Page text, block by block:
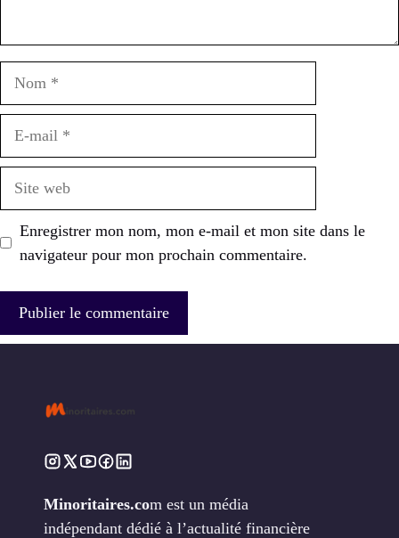
Enregistrer mon nom, mon e-mail et mon site dans le
navigateur pour mon prochain commentaire.
Minoritaires.com est un média
indépendant dédié à l’actualité financière